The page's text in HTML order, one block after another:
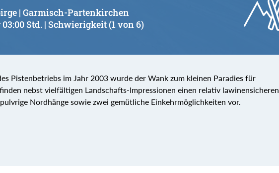
| Garmisch-Partenkirchen
Std. | Schwierigkeit (1 von 6)
Pistenbetriebs im Jahr 2003 wurde der Wank zum kleinen Paradies für
nebst vielfältigen Landschafts-Impressionen einen relativ lawinensicheren
Nordhänge sowie zwei gemütliche Einkehrmöglichkeiten vor.